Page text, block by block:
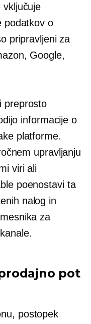
vključuje
podatkov o
pripravljeni za
Google,
preprosto
informacije o
platforme.
upravljanju
viri ali
poenostavi ta
nalog in
za
pot
postopek